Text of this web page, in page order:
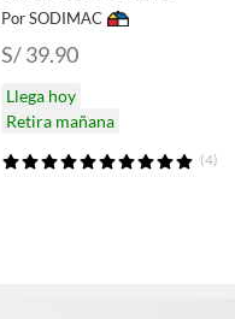
Por SODIMAC
S/ 39.90
Llega hoy
Retira mañana
(4)